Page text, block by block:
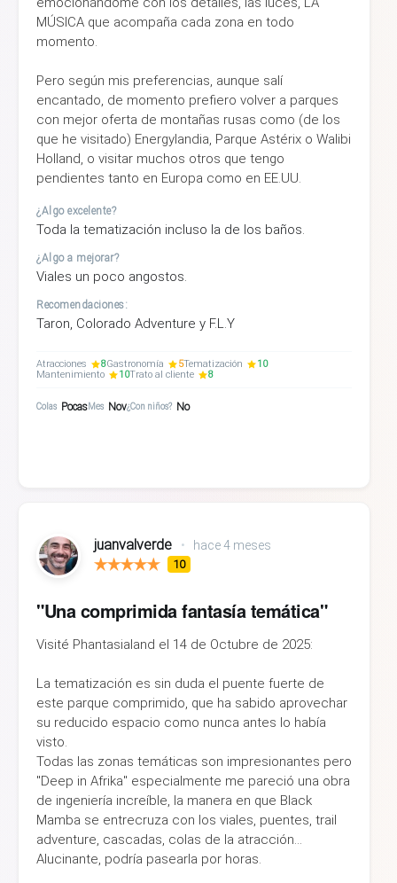
MÚSICA que acompaña cada zona en todo
momento.
Pero según mis preferencias, aunque salí
encantado, de momento prefiero volver a parques
con mejor oferta de montañas rusas como (de los
que he visitado) Energylandia, Parque Astérix o Walibi
Holland, o visitar muchos otros que tengo
pendientes tanto en Europa como en EE.UU.
¿Algo excelente?
Toda la tematización incluso la de los baños.
¿Algo a mejorar?
Viales un poco angostos.
Recomendaciones:
Taron, Colorado Adventure y F.L.Y
Atracciones 8Gastronomía 5Tematización
10
Mantenimiento
10Trato al cliente 8
Colas PocasMes Nov¿Con niños? No
juanvalverde • hace 4 meses
10
"Una comprimida fantasía temática"
Visité Phantasialand el 14 de Octubre de 2025:
La tematización es sin duda el puente fuerte de
este parque comprimido, que ha sabido aprovechar
su reducido espacio como nunca antes lo había
visto.
Todas las zonas temáticas son impresionantes pero
"Deep in Afrika" especialmente me pareció una obra
de ingeniería increíble, la manera en que Black
Mamba se entrecruza con los viales, puentes, trail
adventure, cascadas, colas de la atracción...
Alucinante, podría pasearla por horas.